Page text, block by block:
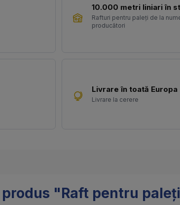
10.000 metri liniari în
Rafturi pentru paleți de la
producători
Livrare în toată Europa
Livrare la cerere
"Raft pentru